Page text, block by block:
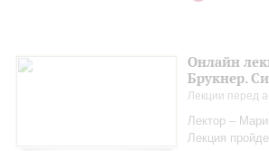
Онлайн
Брукнер.
Лекции перед
Лектор –
Лекция